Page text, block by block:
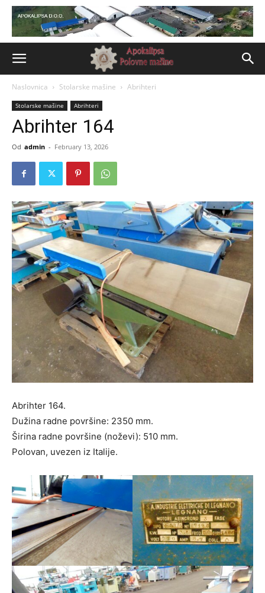
Naslovnica Stolarske mašine Abrihteri
Stolarske mašine Abrihteri
Abrihter 164
Od admin - February 13, 2026
Abrihter 164.
Dužina radne površine: 2350 mm.
Širina radne površine (noževi): 510 mm.
Polovan, uvezen iz Italije.